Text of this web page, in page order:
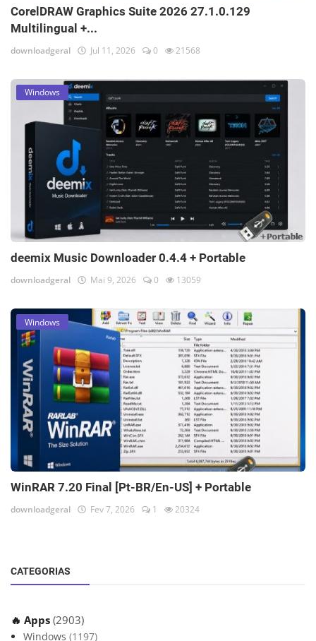
CorelDRAW Graphics Suite 2026 27.1.0.129
Multilingual +...
downloadgeral Jul 11, 2026 0 21568
Windows
deemix Music Downloader 0.4.4 + Portable
downloadgeral Mai 9, 2026 0 13059
Windows
WinRAR 7.20 Final [Pt-BR/En-US] + Portable
downloadgeral Fev 7, 2026 1 20324
CATEGORIAS
🔥 Apps (2903)
Windows (1197)